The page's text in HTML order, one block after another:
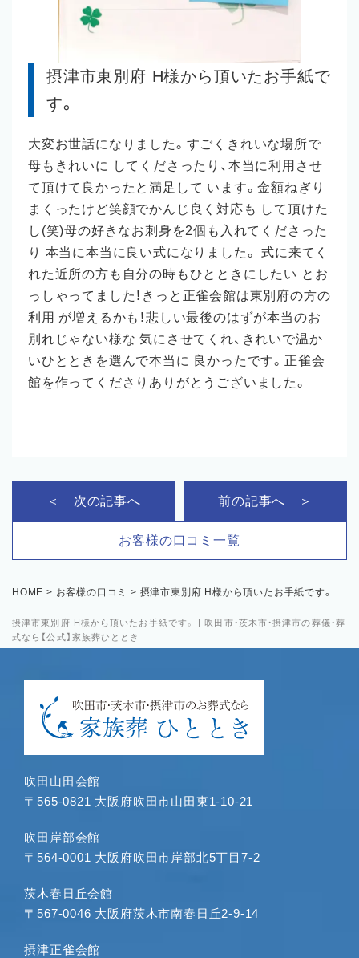
摂津市東別府 H様から頂いたお手紙です。 | 吹田市・茨木市・摂津市の葬儀・葬
式なら【公式】家族葬ひととき
摂津市東別府 H様から頂いたお手紙で
す。
大変お世話になりました。すごくきれいな場所で
母もきれいに してくださったり、本当に利用させ
て頂けて良かったと満足して います。金額ねぎり
まくったけど笑顔でかんじ良く対応も して頂けた
し(笑)母の好きなお刺身を2個も入れてくださった
り 本当に本当に良い式になりました。 式に来てく
れた近所の方も自分の時もひとときにしたい とお
っしゃってました！きっと正雀会館は東別府の方の
利用 が増えるかも！悲しい最後のはずが本当のお
別れじゃない様な 気にさせてくれ、きれいで温か
いひとときを選んで本当に 良かったです。正雀会
館を作ってくださりありがとうございました。
＜ 次の記事へ
お客様の口コミ一覧
前の記事へ ＞
HOME > お客様の口コミ > 摂津市東別府 H様から頂いたお手紙です。
吹田山田会館
〒565-0821 大阪府吹田市山田東1-10-21
吹田岸部会館
〒564-0001 大阪府吹田市岸部北5丁目7-2
茨木春日丘会館
〒567-0046 大阪府茨木市南春日丘2-9-14
摂津正雀会館